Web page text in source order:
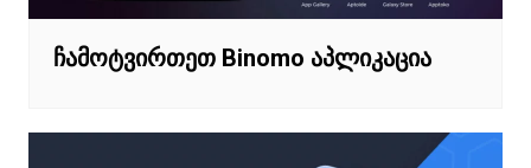
ჩამოტვირთეთ Binomo აპლიკაცია